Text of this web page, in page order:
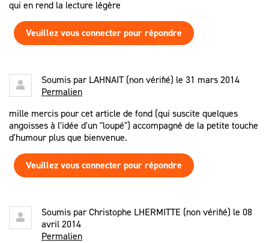
qui en rend la lecture légère
Veuillez vous connecter pour répondre
Soumis parLAHNAIT (non vérifié) le 31 mars 2014
Permalien
mille mercis pour cet article de fond (qui suscite quelques
angoisses à l'idée d'un "loupé") accompagné de la petite touche
d'humour plus que bienvenue.
Veuillez vous connecter pour répondre
Soumis parChristophe LHERMITTE (non vérifié) le 08
avril 2014
Permalien